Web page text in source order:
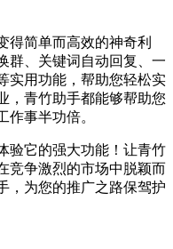
得简单而高效的神奇利
群、关键词自动回复、一
实用功能，帮助您轻松实
，青竹助手都能够帮助您
作事半功倍。
验它的强大功能！让青竹
竞争激烈的市场中脱颖而
，为您的推广之路保驾护